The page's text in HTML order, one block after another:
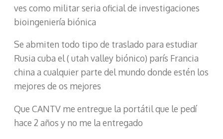
ves como militar seria oficial de investigaciones
bioingeniería biónica
Se abmiten todo tipo de traslado para estudiar
Rusia cuba el ( utah valley biónico) parís Francia
china a cualquier parte del mundo donde estén los
mejores de os mejores
Que CANTV me entregue la portátil que le pedí
hace 2 años y no me la entregado